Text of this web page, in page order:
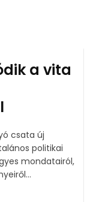
a vita
csata új
politikai
mondatairól,